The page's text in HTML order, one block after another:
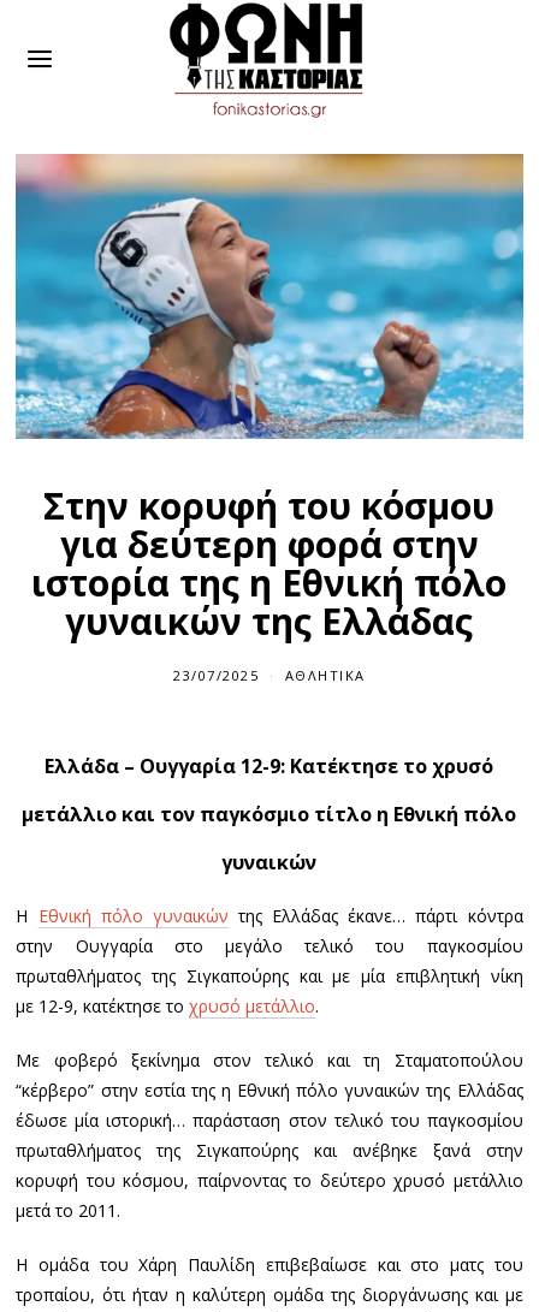
Στην κορυφή του κόσμου
για δεύτερη φορά στην
ιστορία της η Εθνική πόλο
γυναικών της Ελλάδας
23/07/2025 ΑΘΛΗΤΙΚΆ
Ελλάδα – Ουγγαρία 12-9: Κατέκτησε το χρυσό
μετάλλιο και τον παγκόσμιο τίτλο η Εθνική πόλο
γυναικών
Η Εθνική πόλο γυναικών της Ελλάδας έκανε… πάρτι κόντρα
στην Ουγγαρία στο μεγάλο τελικό του παγκοσμίου
πρωταθλήματος της Σιγκαπούρης και με μία επιβλητική νίκη
με 12-9, κατέκτησε τοχρυσό μετάλλιο.
Με φοβερό ξεκίνημα στον τελικό και τη Σταματοπούλου
“κέρβερο” στην εστία της η Εθνική πόλο γυναικών της Ελλάδας
έδωσε μία ιστορική… παράσταση στον τελικό του παγκοσμίου
πρωταθλήματος της Σιγκαπούρης και ανέβηκε ξανά στην
κορυφή του κόσμου, παίρνοντας το δεύτερο χρυσό μετάλλιο
μετά το 2011.
Η ομάδα του Χάρη Παυλίδη επιβεβαίωσε και στο ματς του
τροπαίου, ότι ήταν η καλύτερη ομάδα της διοργάνωσης και με